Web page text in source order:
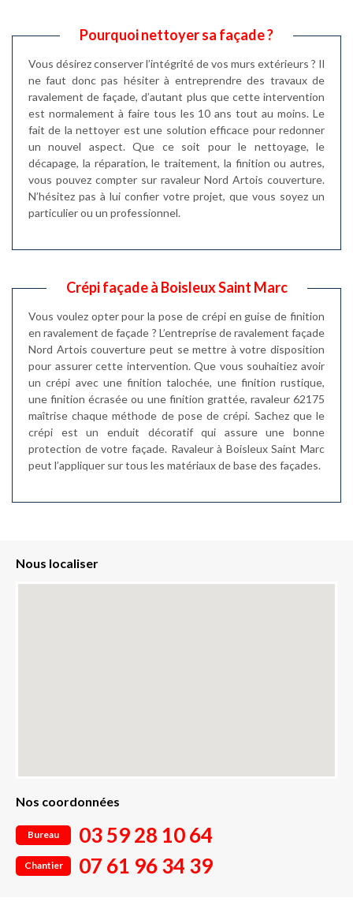
Pourquoi nettoyer sa façade ?
Vous désirez conserver l’intégrité de vos murs extérieurs ? Il
ne faut donc pas hésiter à entreprendre des travaux de
ravalement de façade, d’autant plus que cette intervention
est normalement à faire tous les 10 ans tout au moins. Le
fait de la nettoyer est une solution efficace pour redonner
un nouvel aspect. Que ce soit pour le nettoyage, le
décapage, la réparation, le traitement, la finition ou autres,
vous pouvez compter sur ravaleur Nord Artois couverture.
N’hésitez pas à lui confier votre projet, que vous soyez un
particulier ou un professionnel.
Crépi façade à Boisleux Saint Marc
Vous voulez opter pour la pose de crépi en guise de finition
en ravalement de façade ? L’entreprise de ravalement façade
Nord Artois couverture peut se mettre à votre disposition
pour assurer cette intervention. Que vous souhaitiez avoir
un crépi avec une finition talochée, une finition rustique,
une finition écrasée ou une finition grattée, ravaleur 62175
maîtrise chaque méthode de pose de crépi. Sachez que le
crépi est un enduit décoratif qui assure une bonne
protection de votre façade. Ravaleur à Boisleux Saint Marc
peut l’appliquer sur tous les matériaux de base des façades.
Nous localiser
Nos coordonnées
Bureau 03 59 28 10 64
Chantier 07 61 96 34 39